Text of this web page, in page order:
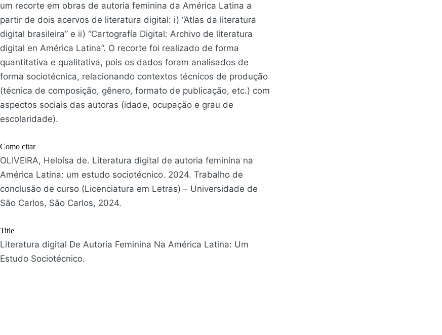
um recorte em obras de autoria feminina da América Latina a
partir de dois acervos de literatura digital: i) “Atlas da literatura
digital brasileira” e ii) “Cartografía Digital: Archivo de literatura
digital en América Latina”. O recorte foi realizado de forma
quantitativa e qualitativa, pois os dados foram analisados de
forma sociotécnica, relacionando contextos técnicos de produção
(técnica de composição, gênero, formato de publicação, etc.) com
aspectos sociais das autoras (idade, ocupação e grau de
escolaridade).
Como citar
OLIVEIRA, Heloísa de. Literatura digital de autoria feminina na
América Latina: um estudo sociotécnico. 2024. Trabalho de
conclusão de curso (Licenciatura em Letras) – Universidade de
São Carlos, São Carlos, 2024.
Title
Literatura digital De Autoria Feminina Na América Latina: Um
Estudo Sociotécnico.